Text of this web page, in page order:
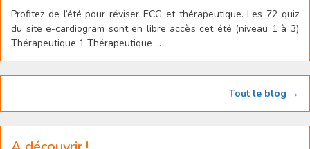
Profitez de l’été pour réviser ECG et thérapeutique. Les 72 quiz
du site e-cardiogram sont en libre accès cet été (niveau 1 à 3)
Thérapeutique 1 Thérapeutique ...
Tout le blog →